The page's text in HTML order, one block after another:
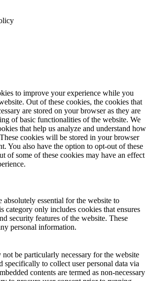
to improve your experience while you
Out of these cookies, the cookies that
are stored on your browser as they are
of basic functionalities of the website. We
that help us analyze and understand how
cookies will be stored in your browser
You also have the option to opt-out of these
of some of these cookies may have an effect
absolutely essential for the website to
category only includes cookies that ensures
security features of the website. These
personal information.
be particularly necessary for the website
specifically to collect user personal data via
contents are termed as non-necessary